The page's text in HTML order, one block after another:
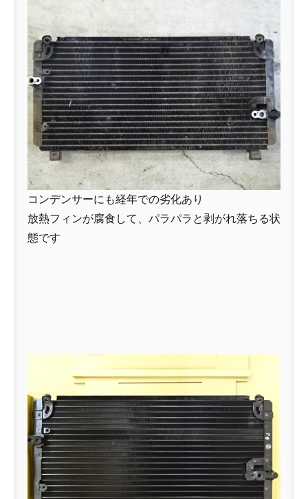
コンデンサーにも経年での劣化あり
放熱フィンが腐食して、パラパラと剥がれ落ちる状
態です